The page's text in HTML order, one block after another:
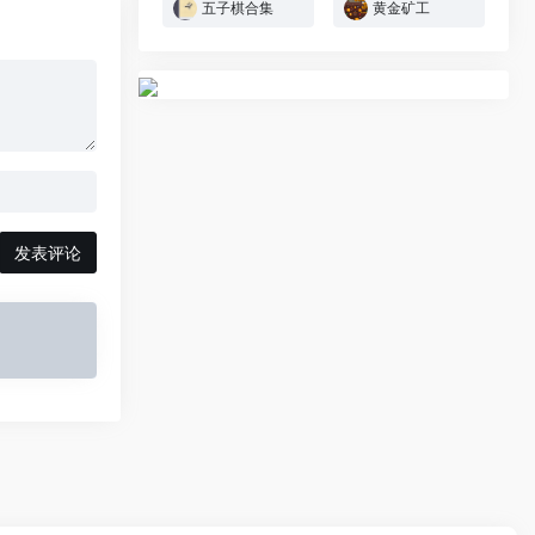
发表评论
五子棋合集 黄金矿工